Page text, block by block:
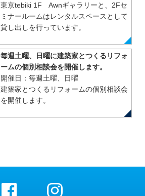
東京tebiki 1F Awnギャラリーと、2Fセ
ミナールームはレンタルスペースとして
貸し出しを行っています。
毎週土曜、日曜に建築家とつくるリフォ
ームの個別相談会を開催します。
開催日：毎週土曜、日曜
建築家とつくるリフォームの個別相談会
を開催します。